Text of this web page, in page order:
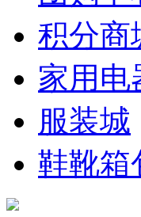
积分商
家用电
服装城
鞋靴箱